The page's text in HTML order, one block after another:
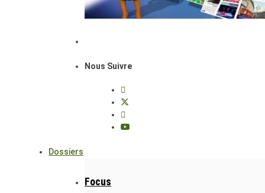
Nous Suivre
Dossiers
Focus